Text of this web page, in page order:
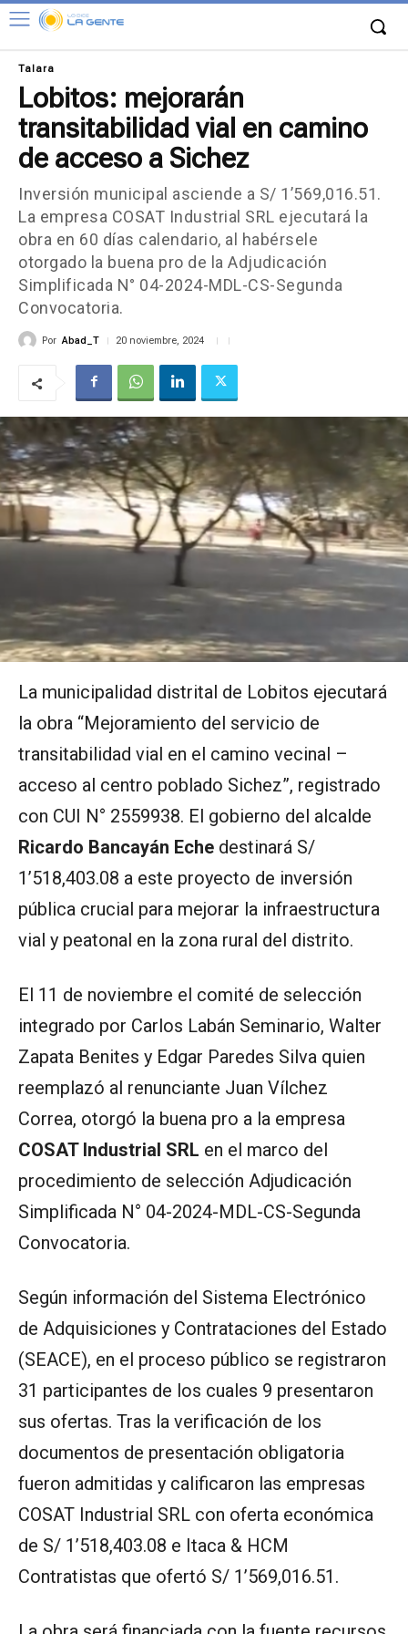
Talara
Lobitos: mejorarán
transitabilidad vial en camino
de acceso a Sichez
Inversión municipal asciende a S/ 1’569,016.51.
La empresa COSAT Industrial SRL ejecutará la
obra en 60 días calendario, al habérsele
otorgado la buena pro de la Adjudicación
Simplificada N° 04-2024-MDL-CS-Segunda
Convocatoria.
Por Abad_T 20 noviembre, 2024
La municipalidad distrital de Lobitos ejecutará
la obra “Mejoramiento del servicio de
transitabilidad vial en el camino vecinal –
acceso al centro poblado Sichez”, registrado
con CUI N° 2559938. El gobierno del alcalde
Ricardo Bancayán Eche destinará S/
1’518,403.08 a este proyecto de inversión
pública crucial para mejorar la infraestructura
vial y peatonal en la zona rural del distrito.
El 11 de noviembre el comité de selección
integrado por Carlos Labán Seminario, Walter
Zapata Benites y Edgar Paredes Silva quien
reemplazó al renunciante Juan Vílchez
Correa, otorgó la buena pro a la empresa
COSAT Industrial SRL en el marco del
procedimiento de selección Adjudicación
Simplificada N° 04-2024-MDL-CS-Segunda
Convocatoria.
Según información del Sistema Electrónico
de Adquisiciones y Contrataciones del Estado
(SEACE), en el proceso público se registraron
31 participantes de los cuales 9 presentaron
sus ofertas. Tras la verificación de los
documentos de presentación obligatoria
fueron admitidas y calificaron las empresas
COSAT Industrial SRL con oferta económica
de S/ 1’518,403.08 e Itaca & HCM
Contratistas que ofertó S/ 1’569,016.51.